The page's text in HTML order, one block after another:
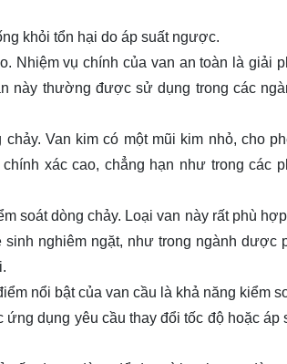
khỏi tổn hại do áp suất ngược.
Nhiệm vụ chính của van an toàn là giải
này thường được sử dụng trong các
Van kim có một mũi kim nhỏ, cho
xác cao, chẳng hạn như trong các
soát dòng chảy. Loại van này rất phù
nghiêm ngặt, như trong ngành dược
nổi bật của van cầu là khả năng kiểm
dụng yêu cầu thay đổi tốc độ hoặc áp